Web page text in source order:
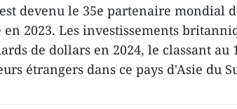
devenu le 35e partenaire mondial
en 2023. Les investissements
de dollars en 2024, le classant au
étrangers dans ce pays d'Asie du